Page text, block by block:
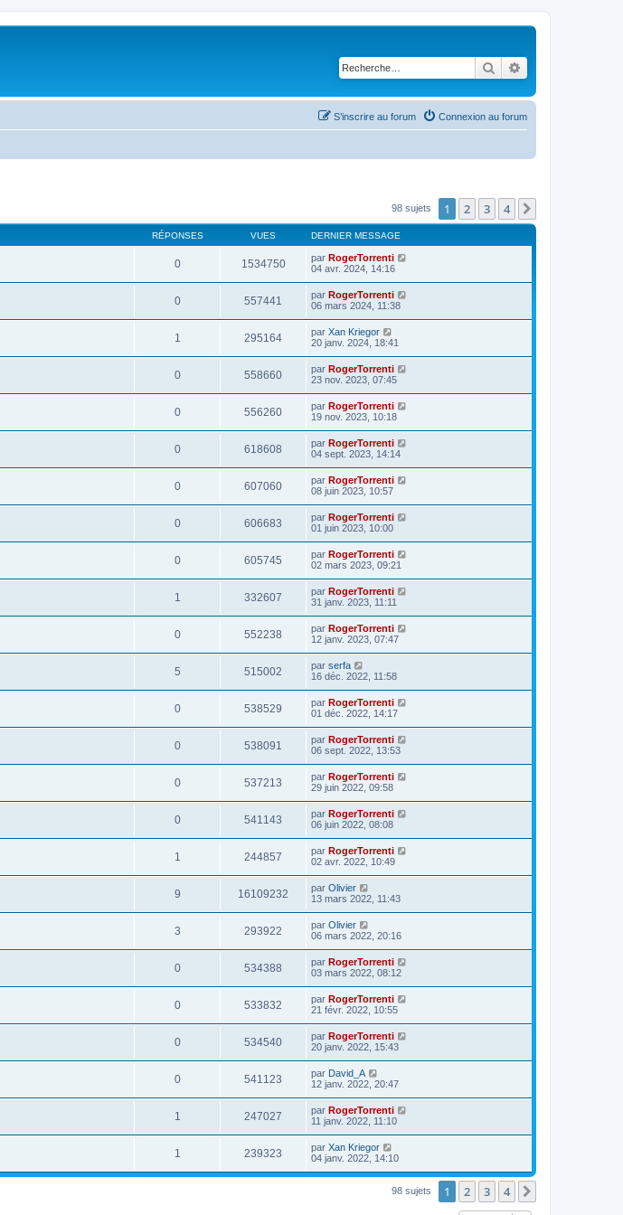
Rechercher
Connexion au forum
S’inscrire au forum
98 sujets 1 2 3 4
RÉPONSES VUES DERNIER MESSAGE
0 1534750 par RogerTorrenti
04 avr. 2024, 14:16
0 557441 par RogerTorrenti
06 mars 2024, 11:38
1 295164 par Xan Kriegor
20 janv. 2024, 18:41
0 558660 par RogerTorrenti
23 nov. 2023, 07:45
0 556260 par RogerTorrenti
19 nov. 2023, 10:18
0 618608 par RogerTorrenti
04 sept. 2023, 14:14
0 607060 par RogerTorrenti
08 juin 2023, 10:57
0 606683 par RogerTorrenti
01 juin 2023, 10:00
0 605745 par RogerTorrenti
02 mars 2023, 09:21
1 332607 par RogerTorrenti
31 janv. 2023, 11:11
0 552238 par RogerTorrenti
12 janv. 2023, 07:47
5 515002 par serfa
16 déc. 2022, 11:58
0 538529 par RogerTorrenti
01 déc. 2022, 14:17
0 538091 par RogerTorrenti
06 sept. 2022, 13:53
0 537213 par RogerTorrenti
29 juin 2022, 09:58
0 541143 par RogerTorrenti
06 juin 2022, 08:08
1 244857 par RogerTorrenti
02 avr. 2022, 10:49
9 16109232 par Olivier
13 mars 2022, 11:43
3 293922 par Olivier
06 mars 2022, 20:16
0 534388 par RogerTorrenti
03 mars 2022, 08:12
0 533832 par RogerTorrenti
21 févr. 2022, 10:55
0 534540 par RogerTorrenti
20 janv. 2022, 15:43
0 541123 par David_A
12 janv. 2022, 20:47
1 247027 par RogerTorrenti
11 janv. 2022, 11:10
1 239323 par Xan Kriegor
04 janv. 2022, 14:10
98 sujets 1 2 3 4